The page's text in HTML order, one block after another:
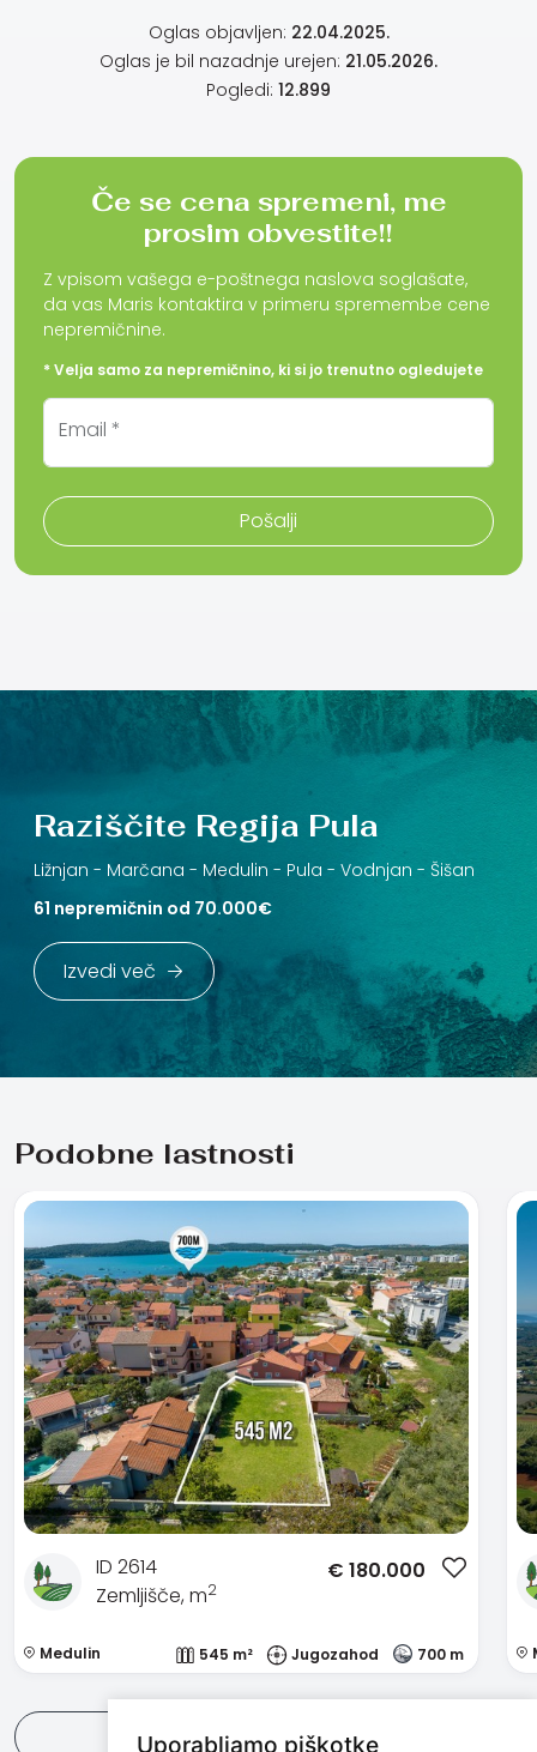
Uporabljamo piškotke
Oglas objavljen: 22.04.2025.
Oglas je bil nazadnje urejen: 21.05.2026.
Pogledi: 12.899
Če se cena spremeni, me
prosim obvestite!!
Z vpisom vašega e-poštnega naslova soglašate,
da vas Maris kontaktira v primeru spremembe cene
nepremičnine.
* Velja samo za nepremičnino, ki si jo trenutno ogledujete
Email *
Pošalji
Raziščite Regija Pula
Ližnjan - Marčana - Medulin - Pula - Vodnjan - Šišan
61 nepremičnin od 70.000€
Izvedi več
Podobne lastnosti
ID 2614
Zemljišče, m2
€ 180.000
Medulin 545 m² Jugozahod 700 m
Poglej vse